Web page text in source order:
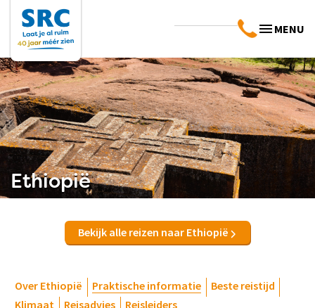
MENU
Ethiopië
Bekijk alle reizen naar Ethiopië
Over Ethiopië Praktische informatie
Beste reistijd
Klimaat
Reisadvies Reisleiders